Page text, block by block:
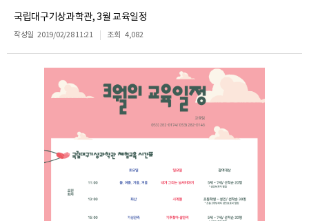
국립대구기상과학관, 3월 교육일정
작성일 2019/02/28 11:21 조회 4,082